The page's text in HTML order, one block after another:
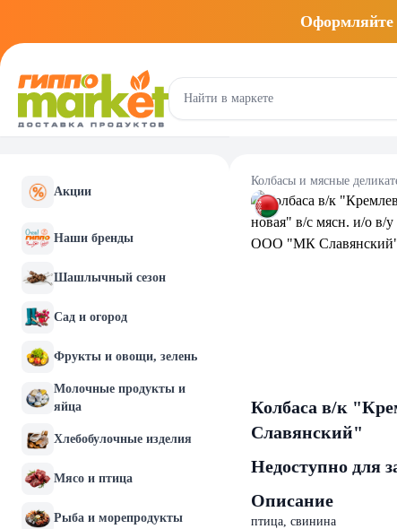
Акции
Наши бренды
Шашлычный сезон
Сад и огород
Фрукты и овощи, зелень
Молочные продукты и
яйца
Хлебобулочные изделия
Мясо и птица
Рыба и морепродукты
Колбасы и мясные
Колбаса в/к
Славянский"
Недоступно для
Описание
птица, свинина